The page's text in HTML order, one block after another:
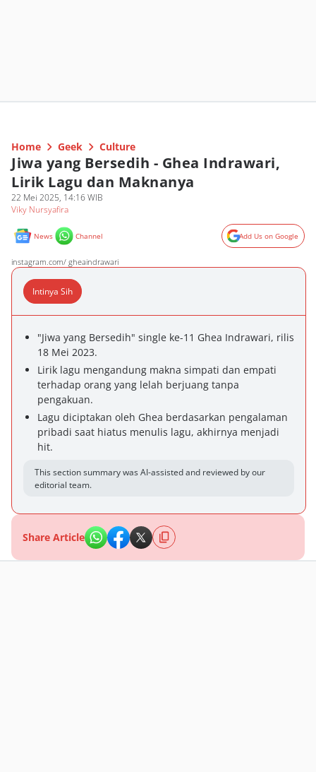
Home Geek Culture
Jiwa yang Bersedih - Ghea Indrawari,
Lirik Lagu dan Maknanya
22 Mei 2025, 14:16 WIB
Viky Nursyafira
News Channel Add Us on Google
instagram.com/ gheaindrawari
Intinya Sih
"Jiwa yang Bersedih" single ke-11 Ghea Indrawari, rilis
18 Mei 2023.
Lirik lagu mengandung makna simpati dan empati
terhadap orang yang lelah berjuang tanpa
pengakuan.
Lagu diciptakan oleh Ghea berdasarkan pengalaman
pribadi saat hiatus menulis lagu, akhirnya menjadi
hit.
This section summary was AI-assisted and reviewed by our
editorial team.
Share Article